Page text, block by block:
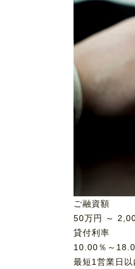
ご融資額
50万円 ～
貸付利率
10.00％～
最短1営業日以